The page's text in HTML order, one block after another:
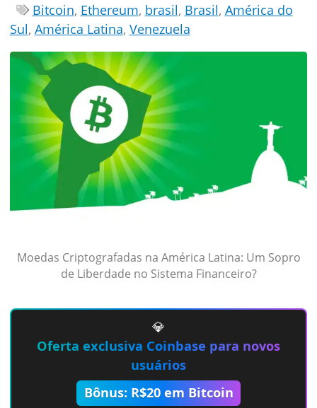
Bitcoin, Ethereum, brasil, Brasil, América do
Sul, América Latina, Venezuela
Moedas Criptografadas na América Latina: Um Sopro
de Liberdade no Sistema Financeiro?
💎
Oferta exclusiva Coinbase para novos
usuários
Bônus: R$20 em Bitcoin